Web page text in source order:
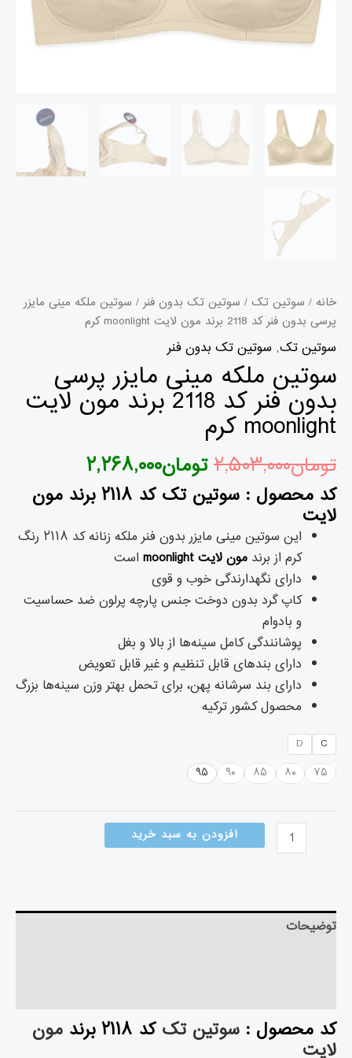
خانه / سوتین تک / سوتین تک بدون فنر/ سوتین ملکه مینی مایزر
پرسی بدون فنر کد 2118 برند مون لایت moonlight کرم
سوتین تک, سوتین تک بدون فنر
سوتین ملکه مینی مایزر پرسی
بدون فنر کد 2118 برند مون لایت
moonlight کرم
تومان۲,۵۰۳,۰۰۰تومان۲,۲۶۸,۰۰۰
کد محصول : سوتین تک کد ۲۱۱۸ برند مون
لایت
این سوتین مینی مایزر بدون فنر ملکه زنانه کد ۲۱۱۸ رنگ
کرم از برند مون لایتmoonlightاست
دارای نگهدارندگی خوب و قوی
کاپ گرد بدون دوخت جنس پارچه پرلون ضد حساسیت
و بادوام
پوشانندگی کامل سینه‌ها از بالا و بغل
دارای بندهای قابل تنظیم و غیر قابل تعویض
دارای بند سرشانه پهن، برای تحمل بهتر وزن سینه‌ها بزرگ
محصول کشور ترکیه
C
D
۷۵
۸۰ ۸۵ ۹۰ ۹۵
لایت
moonlight
افزودن به سبد خرید
توضیحات
کد محصول : سوتین تککد ۲۱۱۸ برند مون
لایت